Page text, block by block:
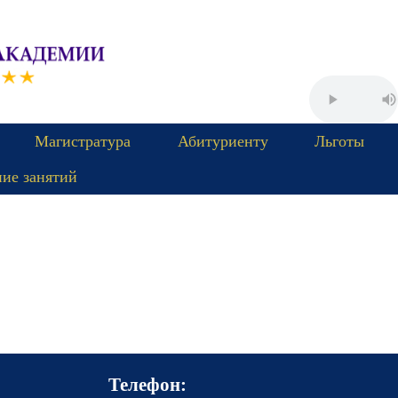
Магистратура Абитуриенту
Льготы
занятий
Телефон: